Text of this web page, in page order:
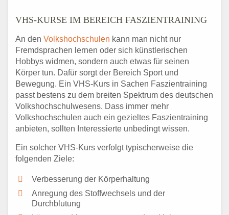
VHS-KURSE IM BEREICH FASZIENTRAINING
An den Volkshochschulen kann man nicht nur
Fremdsprachen lernen oder sich künstlerischen
Hobbys widmen, sondern auch etwas für seinen
Körper tun. Dafür sorgt der Bereich Sport und
Bewegung. Ein VHS-Kurs in Sachen Faszientraining
passt bestens zu dem breiten Spektrum des deutschen
Volkshochschulwesens. Dass immer mehr
Volkshochschulen auch ein gezieltes Faszientraining
anbieten, sollten Interessierte unbedingt wissen.
Ein solcher VHS-Kurs verfolgt typischerweise die
folgenden Ziele:
Verbesserung der Körperhaltung
Anregung des Stoffwechsels und der
Durchblutung